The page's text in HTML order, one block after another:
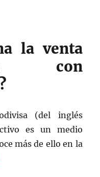
la venta
con
(del inglés
es un medio
más de ello en la